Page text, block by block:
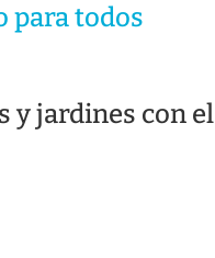
para todos
y jardines con el